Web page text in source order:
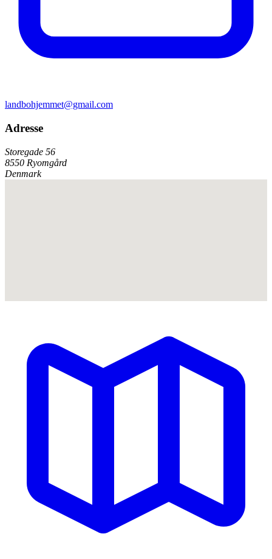
landbohjemmet@gmail.com
Adresse
Storegade 56
8550 Ryomgård
Denmark